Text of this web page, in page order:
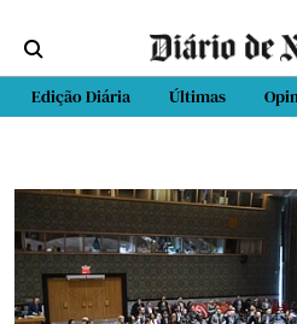
Edição Diária Últimas